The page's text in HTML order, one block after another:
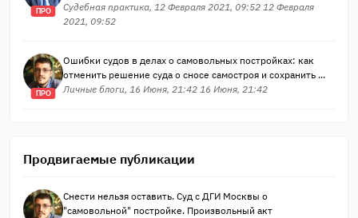
ПРО
Судебная практика, 12 Февраля 2021, 09:52 12 Февраля
2021, 09:52
ПРО
Ошибки судов в делах о самовольных постройках: как
отменить решение суда о сносе самостроя и сохранить ...
Личные блоги, 16 Июня, 21:42 16 Июня, 21:42
Продвигаемые публикации
Снести нельзя оставить. Суд с ДГИ Москвы о
"самовольной" постройке. Произвольный акт